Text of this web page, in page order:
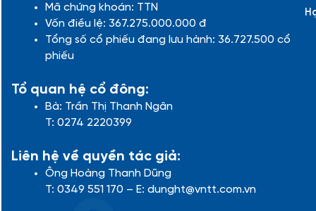
Mã chứng khoán: TTN
Vốn điều lệ: 367.275.000.000 đ
Tổng số cổ phiếu đang lưu hành: 36.727.500 cổ
phiếu
Tổ quan hệ cổ đông:
Bà: Trần Thị Thanh Ngân
T: 0274 2220399
Liên hệ về quyền tác giả:
Ông Hoàng Thanh Dũng
T: 0349 551 170 – E: dunght@vntt.com.vn